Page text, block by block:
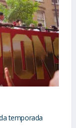
temporada